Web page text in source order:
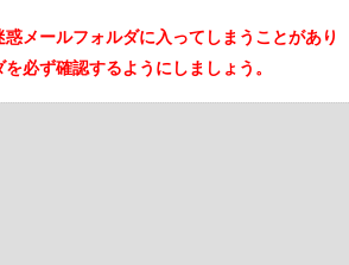
メールフォルダに入ってしまうことがあり
必ず確認するようにしましょう。